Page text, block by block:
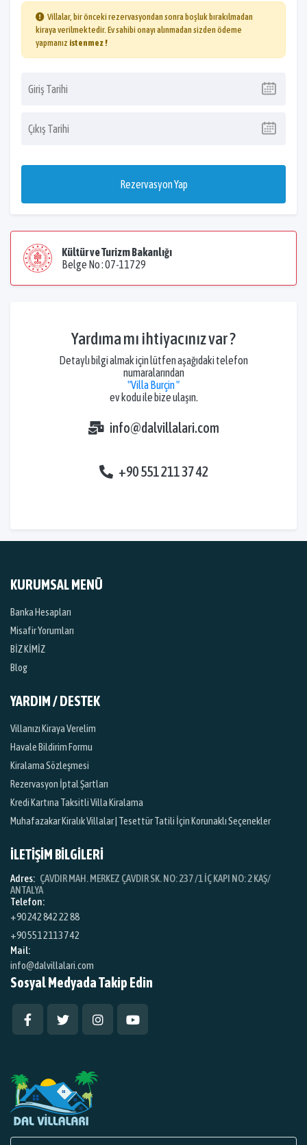
Villalar, bir önceki rezervasyondan sonra boşluk bırakılmadan
kiraya verilmektedir. Ev sahibi onayı alınmadan sizden ödeme
yapmanız istenmez !
Rezervasyon Yap
Kültür ve Turizm Bakanlığı
Belge No : 07-11729
Yardıma mı ihtiyacınız var ?
Detaylı bilgi almak için lütfen aşağıdaki telefon
numaralarından
"Villa Burçin "
ev kodu ile bize ulaşın.
info@dalvillalari.com
+90 551 211 37 42
KURUMSAL MENÜ
Banka Hesapları
Misafir Yorumları
BİZ KİMİZ
Blog
YARDIM / DESTEK
Villanızı Kiraya Verelim
Havale Bildirim Formu
Kiralama Sözleşmesi
Rezervasyon İptal Şartları
Kredi Kartına Taksitli Villa Kiralama
Muhafazakar Kiralık Villalar | Tesettür Tatili İçin Korunaklı Seçenekler
İLETİŞİM BİLGİLERİ
Adres: ÇAVDIR MAH. MERKEZ ÇAVDIR SK. NO: 237 /1 İÇ KAPI NO: 2 KAŞ/
ANTALYA
Telefon:
+90 242 842 22 88
+90 551 211 37 42
Mail:
info@dalvillalari.com
Sosyal Medyada Takip Edin